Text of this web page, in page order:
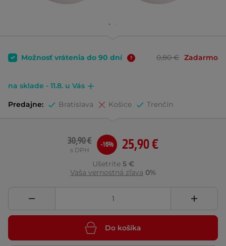
Možnosť vrátenia do 90 dní 0,80 € Zadarmo
na sklade - 11.8. u Vás
Predajne: Bratislava Košice Trenčín
25,90 €
30,90 €
s DPH
-16%
Ušetríte 5 €
Vaša vernostná zľava 0%
Do košíka